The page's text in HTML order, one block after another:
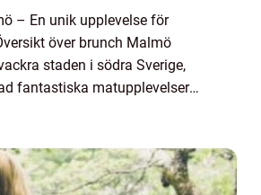
– En unik upplevelse för
över brunch Malmö
staden i södra Sverige,
fantastiska matupplevelser